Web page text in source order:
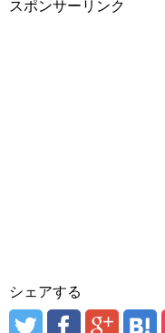
スポンサーリンク
シェアする